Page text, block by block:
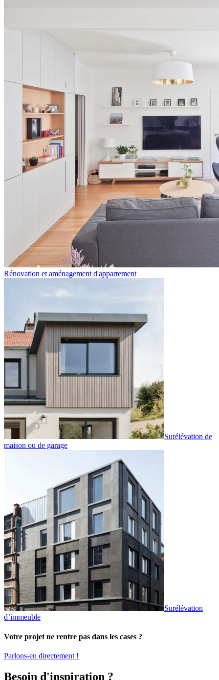
Rénovation et aménagement d'appartement
Surélévation de
maison ou de garage
Surélévation
d’immeuble
Votre projet ne rentre pas dans les cases ?
Parlons-en directement !
Besoin d'inspiration ?